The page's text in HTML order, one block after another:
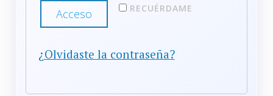
RECUÉRDAME
Acceso
¿Olvidaste la contraseña?